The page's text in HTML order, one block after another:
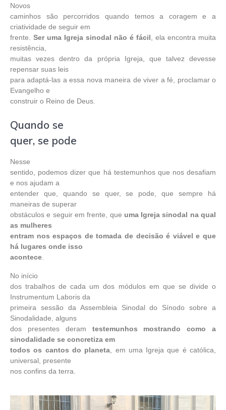
Novos
caminhos são percorridos quando temos a coragem e a
criatividade de seguir em
frente. Ser uma Igreja sinodal não é fácil , ela encontra muita
resistência,
muitas vezes dentro da própria Igreja, que talvez devesse
repensar suas leis
para adaptá-las a essa nova maneira de viver a fé, proclamar o
Evangelho e
construir o Reino de Deus.
Quando se
quer, se pode
Nesse
sentido, podemos dizer que há testemunhos que nos desafiam
e nos ajudam a
entender que, quando se quer, se pode, que sempre há
maneiras de superar
obstáculos e seguir em frente, que uma Igreja sinodal na qual
as mulheres
entram nos espaços de tomada de decisão é viável e que
há lugares onde isso
acontece
No início
dos trabalhos de cada um dos módulos em que se divide o
Instrumentum Laboris da
primeira sessão da Assembleia Sinodal do Sínodo sobre a
Sinodalidade, alguns
dos presentes deram testemunhos mostrando como a
sinodalidade se concretiza em
todos os cantos do planeta , em uma Igreja que é católica,
universal, presente
nos confins da terra.